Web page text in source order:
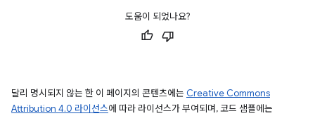
도움이 되었나요?
달리 명시되지 않는 한 이 페이지의 콘텐츠에는 Creative Commons
Attribution 4.0 라이선스에 따라 라이선스가 부여되며, 코드 샘플에는